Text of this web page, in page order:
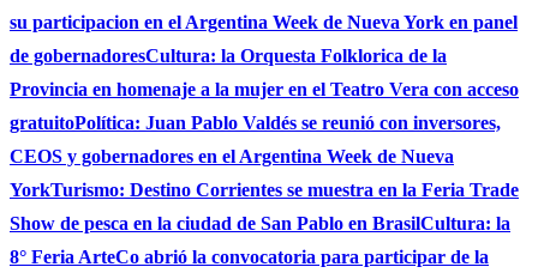
su participacion en el Argentina Week de Nueva York en panel
de gobernadoresCultura: la Orquesta Folklorica de la
Provincia en homenaje a la mujer en el Teatro Vera con acceso
gratuitoPolítica: Juan Pablo Valdés se reunió con inversores,
CEOS y gobernadores en el Argentina Week de Nueva
YorkTurismo: Destino Corrientes se muestra en la Feria Trade
Show de pesca en la ciudad de San Pablo en BrasilCultura: la
8° Feria ArteCo abrió la convocatoria para participar de la